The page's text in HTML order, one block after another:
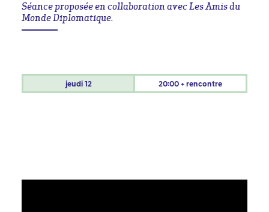
Séance proposée en collaboration avec Les Amis du
Monde Diplomatique.
jeudi12 20:00 + rencontre